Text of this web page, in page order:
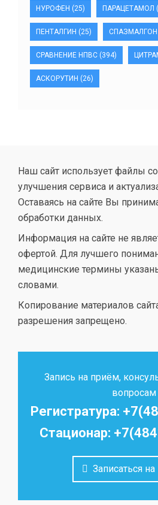
НУРОФЕН (25) ПАРАЦЕТАМОЛ
ПЕНТАЛГИН (25) СПАЗМАЛГОН
СРАВНЕНИЕ НПВС (394)
АСКОРУТИН (26)
Наш сайт использует файлы
улучшения сервиса и
Оставаясь на сайте Вы
обработки данных.
Информация на сайте не
офертой. Для лучшего
медицинские термины
словами.
Копирование материалов
разрешения запрещено.
Запись на приём,
вопросам
Регистратура:
Стационар:
Записаться